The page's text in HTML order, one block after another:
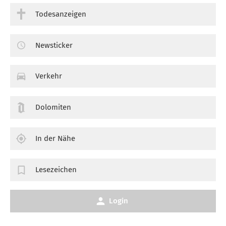
Todesanzeigen
Newsticker
Verkehr
Dolomiten
In der Nähe
Lesezeichen
Login